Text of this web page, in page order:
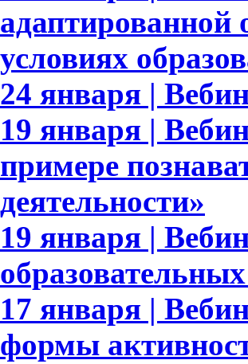
адаптированной
условиях
24 января |
19 января |
примере
деятельности»
19 января |
17 января |
формы